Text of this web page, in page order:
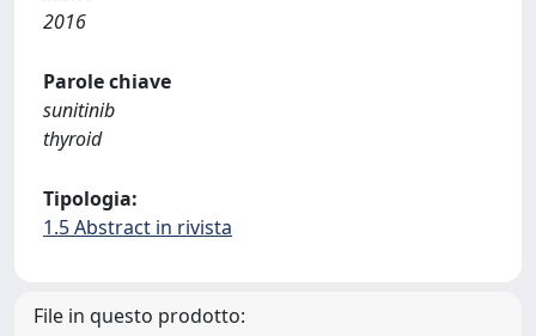
2016
Parole chiave
sunitinib
thyroid
Tipologia:
1.5 Abstract in rivista
File in questo prodotto: